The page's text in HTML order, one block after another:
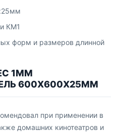
КМ1
форм и размеров длинной
1ММ
600X600X25ММ
при применении в
домашних кинотеатров и